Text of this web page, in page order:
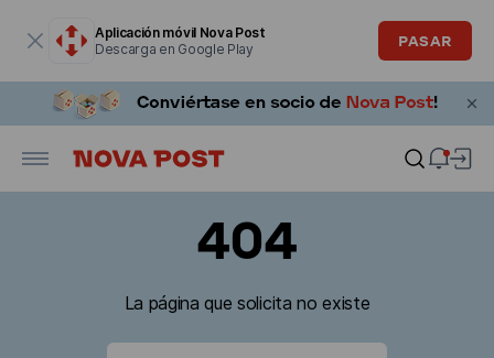
Aplicación móvil Nova Post
Descarga en Google Play
PASAR
404
La página que solicita no existe